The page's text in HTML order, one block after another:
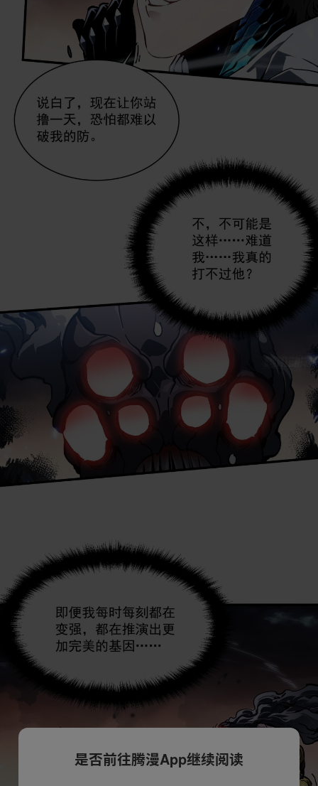
是否前往腾漫App继续阅读